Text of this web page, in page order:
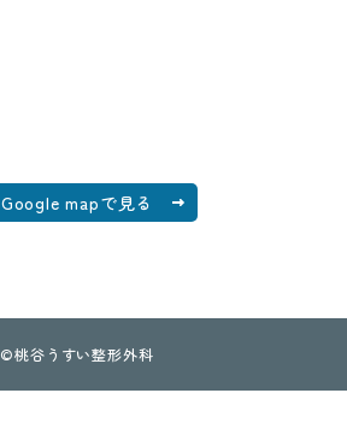
Google mapで見る
©桃谷うすい整形外科